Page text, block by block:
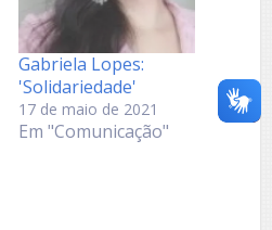
Gabriela Lopes:
'Solidariedade'
17 de maio de 2021
Em "Comunicação"